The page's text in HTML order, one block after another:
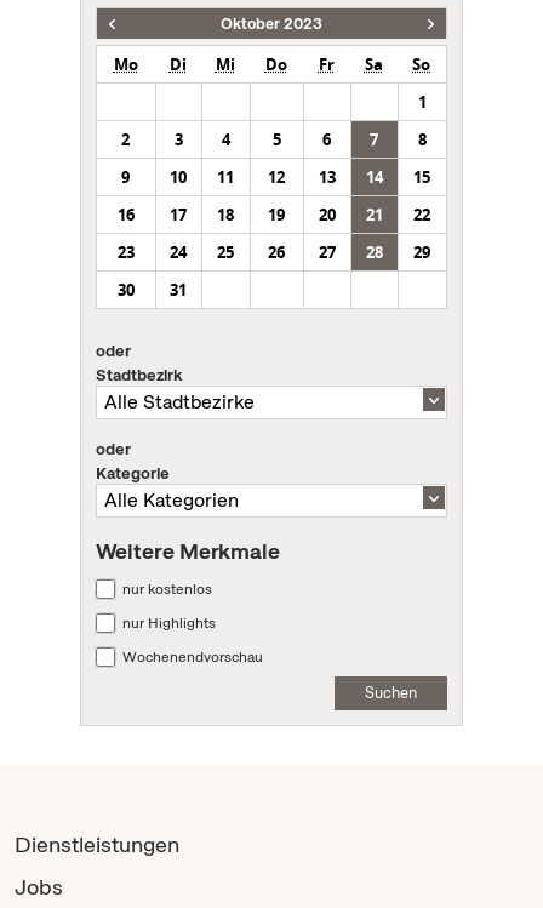
Oktober 2023
Mo Di Mi Do Fr Sa
So
1
2
3 4 5 6 7
8
9
10 11 12 13 14
15
16
17 18 19 20 21
22
23
24 25 26 27 28
29
30
31
oder
Stadtbezirk
oder
Kategorie
Weitere Merkmale
nur kostenlos
nur Highlights
Wochenendvorschau
Suchen
Dienstleistungen
Jobs